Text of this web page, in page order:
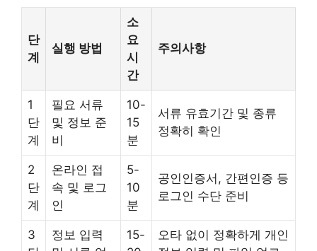
단
계
실행 방법
소
요
시
간
주의사항
1
단
계
필요 서류
및 정보 준
비
10-
15
분
서류 유효기간 및 종류
정확히 확인
2
단
계
온라인 접
속 및 로그
인
5-
10
분
공인인증서, 간편인증 등
로그인 수단 준비
3
정보 입력
15-
오타 없이 정확하게 개인